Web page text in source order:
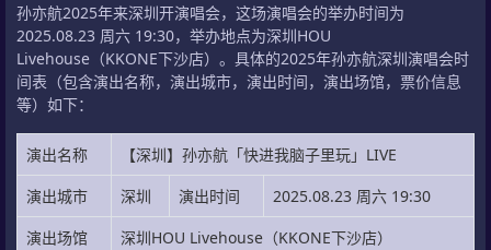
孙亦航2025年来深圳开演唱会，这场演唱会的举办时间为
2025.08.23 周六 19:30，举办地点为深圳HOU
Livehouse（KKONE下沙店）。具体的2025年孙亦航深圳演唱会时
间表（包含演出名称，演出城市，演出时间，演出场馆，票价信息
等）如下：
演出名称
【深圳】孙亦航「快进我脑子里玩」LIVE
演出城市
深圳 演出时间
2025.08.23 周六 19:30
演出场馆
深圳HOU Livehouse（KKONE下沙店）